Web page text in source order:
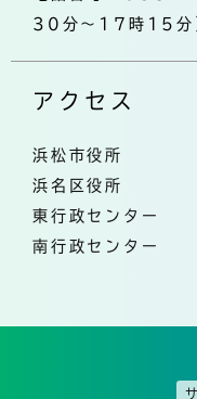
30分～17時15分
アクセス
浜松市役所
浜名区役所
東行政センター
南行政センター